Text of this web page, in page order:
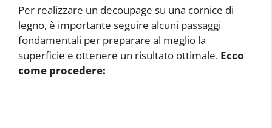
Per realizzare un decoupage su una cornice di
legno, è importante seguire alcuni passaggi
fondamentali per preparare al meglio la
superficie e ottenere un risultato ottimale. Ecco
come procedere: